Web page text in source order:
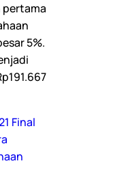
pertama
5%.
Final